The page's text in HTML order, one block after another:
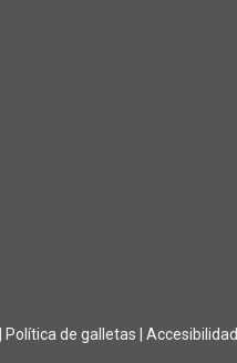
Política de galletas Accesibilidad